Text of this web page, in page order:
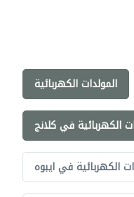
المولدات الكهربائية
الكهربائية في كلانج
الكهربائية في ايبوه